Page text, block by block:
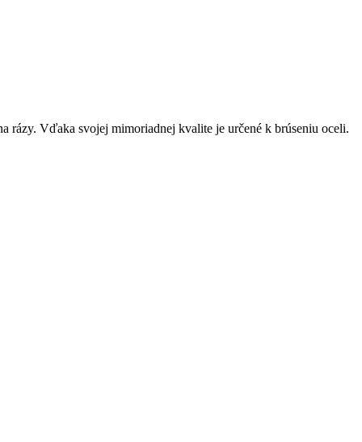
rázy. Vďaka svojej mimoriadnej kvalite je určené k brúseniu oceli.